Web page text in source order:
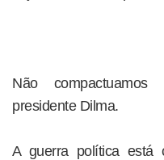
Não
presidente Dilma.
A guerra política está